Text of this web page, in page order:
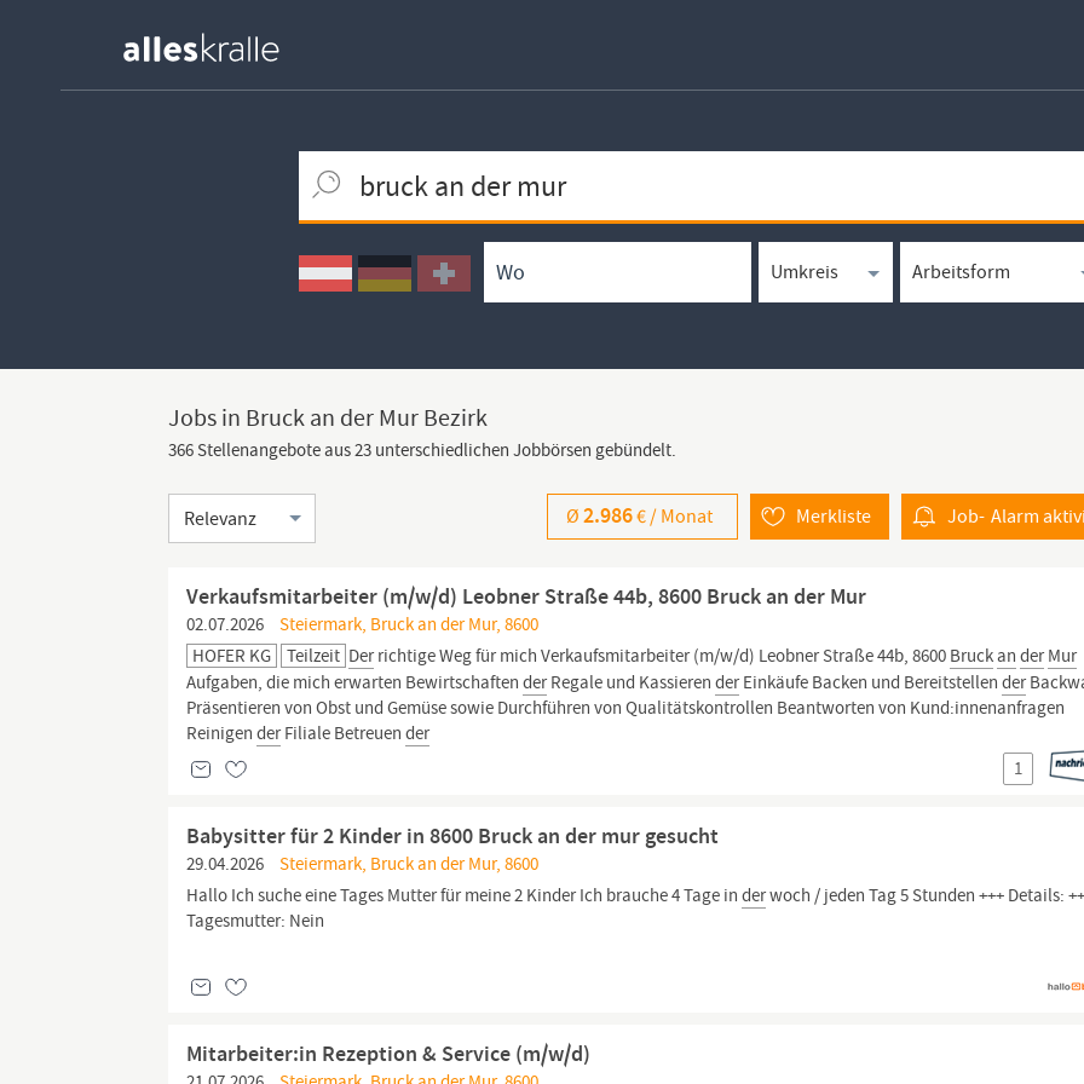
Ortssuche
Umkreissuche
Arbeitsform
Jobs in Bruck an der Mur Bezirk
366 Stellenangebote aus 23 unterschiedlichen Jobbörsen gebündelt.
Sortierung Job- Alarm
Merkliste
Ø2.986€ / Monat
Verkaufsmitarbeiter (m/w/d) Leobner Straße 44b, 8600 Bruck an der Mur
02.07.2026
Steiermark, Bruck an der Mur, 8600
HOFER KG
Teilzeit Derrichtige Weg für mich Verkaufsmitarbeiter (m/w/d) Leobner Straße 44b, 8600 Bruckan derMur
Aufgaben, die mich erwarten BewirtschaftenderRegale und KassierenderEinkäufe Backen und Bereitstellender
Präsentieren von Obst und Gemüse sowie Durchführen von Qualitätskontrollen Beantworten von Kund:innenanfragen
ReinigenderFiliale Betreuender
1
Babysitter für 2 Kinder in 8600 Bruck an der mur gesucht
29.04.2026
Steiermark, Bruck an der Mur, 8600
Hallo Ich suche eine Tages Mutter für meine 2 Kinder Ich brauche 4 Tage inderwoch / jeden Tag 5 Stunden +++ Details:
Tagesmutter: Nein
Mitarbeiter:in Rezeption & Service (m/w/d)